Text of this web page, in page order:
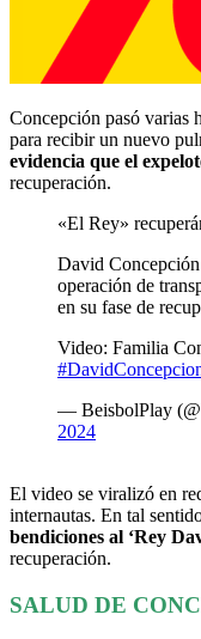
Concepción pasó varias
para recibir un nuevo
evidencia que el
recuperación.
«El Rey»
David Concepción
operación de
en su fase de
Video: Familia
— BeisbolPlay
2024
El video se viralizó en
internautas. En tal
bendiciones al ‘Rey
recuperación.
SALUD DE